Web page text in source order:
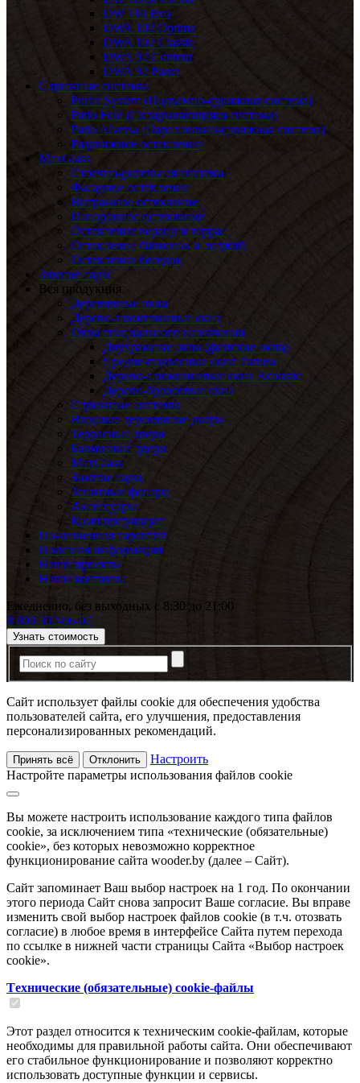
DW 110 Evo
DWA 102 Optima
DWA 102 Classic
DWA 92 Contour
DWA 92 Panel
Сдвижные системы
Portal System (Подъемно-сдвижная система)
Patio Fold (Складывающаяся система)
Patio Alversa (Параллельно-сдвижная система)
Раздвижное остекление
MaxGlass
Стоечно-ригельная система
Фасадное остекление
Витражное остекление
Панорамное остекление
Остекление веранд и террас
Остекление балконов и лоджий
Остекление беседок
Зимние сады
Вся продукция
Деревянные окна
Дерево-алюминиевые окна
Окна специального назначения
Двухрамные окна (финские окна)
Средне-подвесные окна Turneo
Дерево-алюминиевые окна Acoustic
Дерево-бронзовые окна
Сдвижные системы
Входные деревянные двери
Террасные двери
Балконные двери
MaxGlass
Зимние сады
Зенитные фонари
Аксессуары
Комплектующие
Пожизненная гарантия
Полезная информация
Наши проекты
Наши контакты
Ежедневно, без выходных с 8:30 до 21:00
8 800 302-96-07
Узнать стоимость
Сайт использует файлы cookie для обеспечения удобства
пользователей сайта, его улучшения, предоставления
персонализированных рекомендаций.
Принять всё Отклонить
Настроить
Настройте параметры использования файлов cookie
Вы можете настроить использование каждого типа файлов
cookie, за исключением типа «технические (обязательные)
cookie», без которых невозможно корректное
функционирование сайта wooder.by (далее – Сайт).
Сайт запоминает Ваш выбор настроек на 1 год. По окончании
этого периода Сайт снова запросит Ваше согласие. Вы вправе
изменить свой выбор настроек файлов cookie (в т.ч. отозвать
согласие) в любое время в интерфейсе Сайта путем перехода
по ссылке в нижней части страницы Сайта «Выбор настроек
cookie».
Tехнические (обязательные) cookie-файлы
Этот раздел относится к техническим cookie-файлам, которые
необходимы для правильной работы сайта. Они обеспечивают
его стабильное функционирование и позволяют корректно
использовать доступные функции и сервисы.